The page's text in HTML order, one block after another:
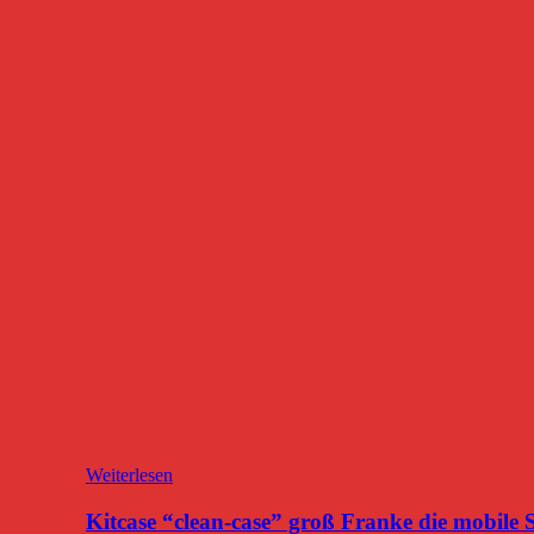
Weiterlesen
Kitcase “clean-case” groß Franke die mobile